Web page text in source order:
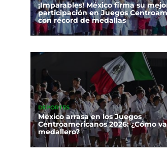
¡Imparables! México firma su
participación en Juegos
con récord de medallas
DEPORTES
México arrasa en los Juegos
Centroamericanos 2026: ¿Cómo
medallero?